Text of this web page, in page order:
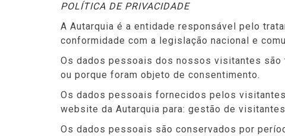
POLÍTICA DE PRIVACIDADE
A Autarquia é a entidade responsável pelo
conformidade com a legislação nacional e
Os dados pessoais dos nossos visitantes são
ou porque foram objeto de consentimento.
Os dados pessoais fornecidos pelos
website da Autarquia para: gestão de
Os dados pessoais são conservados por